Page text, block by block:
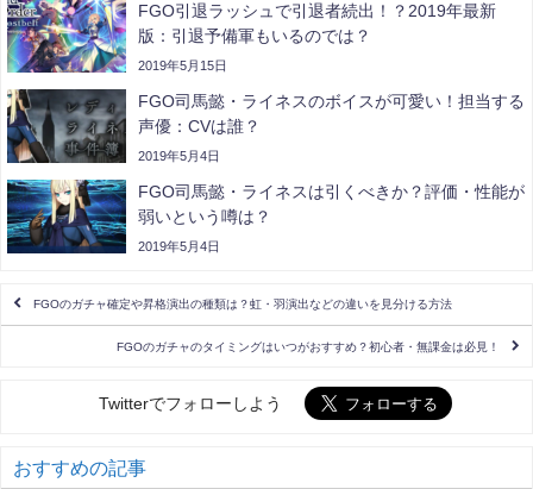
FGO引退ラッシュで引退者続出！？2019年最新
版：引退予備軍もいるのでは？
2019年5月15日
FGO司馬懿・ライネスのボイスが可愛い！担当する
声優：CVは誰？
2019年5月4日
FGO司馬懿・ライネスは引くべきか？評価・性能が
弱いという噂は？
2019年5月4日
FGOのガチャ確定や昇格演出の種類は？虹・羽演出などの違いを見分ける方法
FGOのガチャのタイミングはいつがおすすめ？初心者・無課金は必見！
Twitterでフォローしよう
おすすめの記事